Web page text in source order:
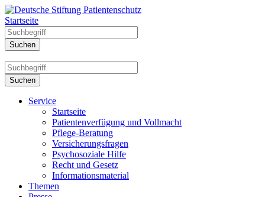
Startseite
Service
Startseite
Patientenverfügung und Vollmacht
Pflege-Beratung
Versicherungsfragen
Psychosoziale Hilfe
Recht und Gesetz
Informationsmaterial
Themen